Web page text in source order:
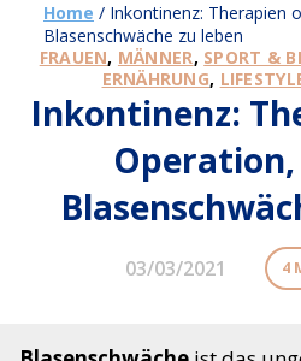
Home / Inkontinenz: Therapien
Blasenschwäche zu leben
FRAUEN, MÄNNER, SPORT &
ERNÄHRUNG,
Inkontinenz:
03/03/2021 4